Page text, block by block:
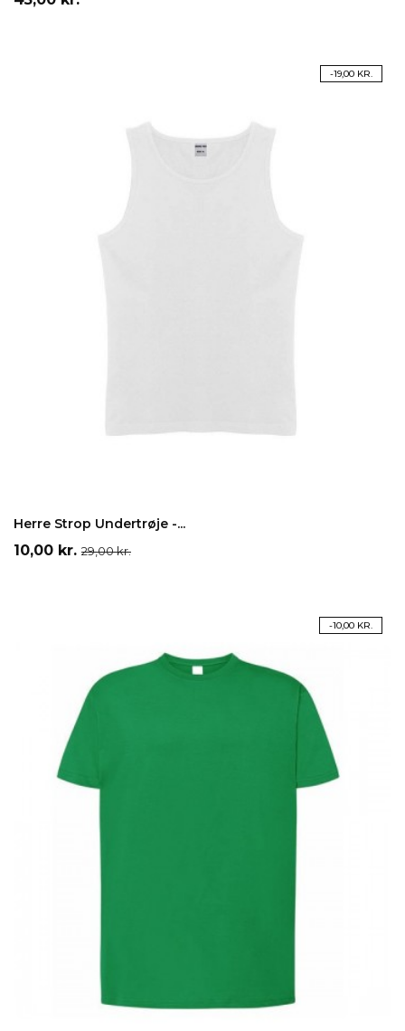
PÅ TILBUD!
-19,00 KR.
Herre Strop Undertrøje -...
Pris
10,00 kr. Normalpris
29,00 kr.
PÅ TILBUD!
-10,00 KR.
Rød Orange
Blå GrønGul